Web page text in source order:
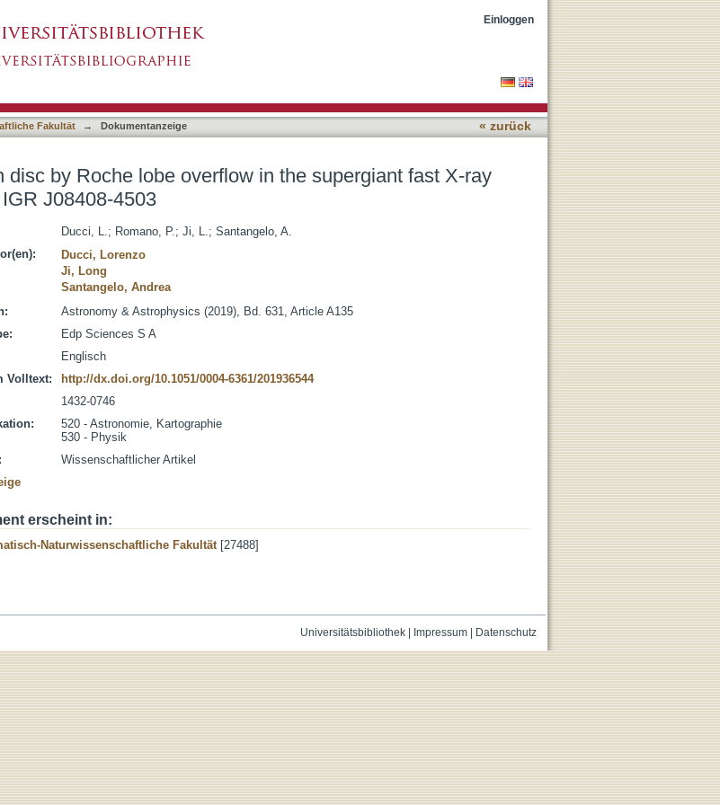
in the supergiant fast X-ray transient IGR J08408-4503Einloggen
Fakultät → Dokumentanzeige « zurück
disc by Roche lobe overflow in the supergiant fast X-ray
J08408-4503
Ducci, L.; Romano, P.; Ji, L.; Santangelo, A.
Ducci, Lorenzo
Ji, Long
Santangelo, Andrea
Astronomy & Astrophysics (2019), Bd. 631, Article A135
Edp Sciences S A
Englisch
Volltext:
http://dx.doi.org/10.1051/0004-6361/201936544
1432-0746
520 - Astronomie, Kartographie
530 - Physik
Wissenschaftlicher Artikel
erscheint in:
Naturwissenschaftliche Fakultät[27488]
Universitätsbibliothek| Impressum| Datenschutz